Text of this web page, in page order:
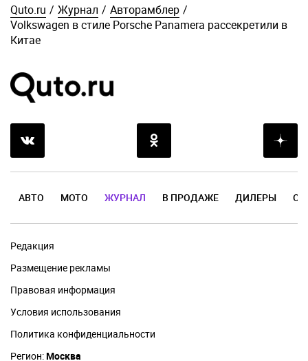
Quto.ru / Журнал / Авторамблер /
Volkswagen в стиле Porsche Panamera рассекретили в
Китае
АВТО МОТО ЖУРНАЛ В ПРОДАЖЕ ДИЛЕРЫ
Редакция
Размещение рекламы
Правовая информация
Условия использования
Политика конфиденциальности
Регион:Москва